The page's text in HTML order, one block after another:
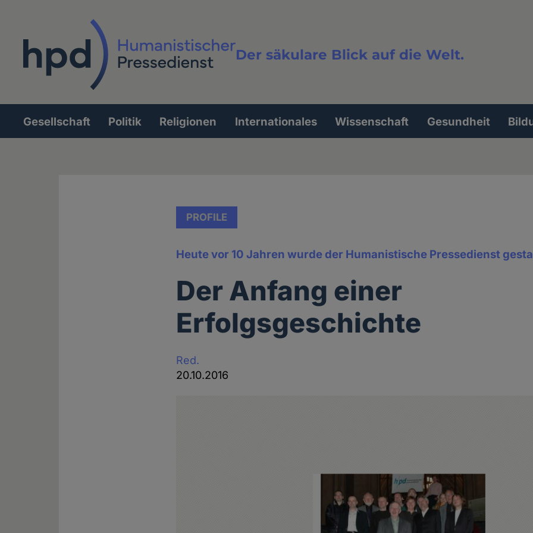
Der säkulare Blick auf die Welt.
Volltextsuche
Hauptnavigation
Gesellschaft Politik Religionen Internationales Wissenschaft Gesundheit
PROFILE
Heute vor 10 Jahren wurde der Humanistische Pressedienst
Der Anfang einer
Erfolgsgeschichte
Red.
20.10.2016